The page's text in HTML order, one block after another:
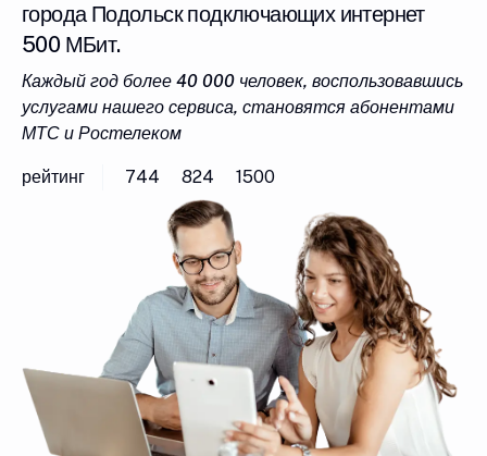
города Подольск подключающих интернет
500 МБит.
Каждый год более 40 000 человек, воспользовавшись
услугами нашего сервиса, становятся абонентами
МТС и Ростелеком
рейтинг 744 824 1500